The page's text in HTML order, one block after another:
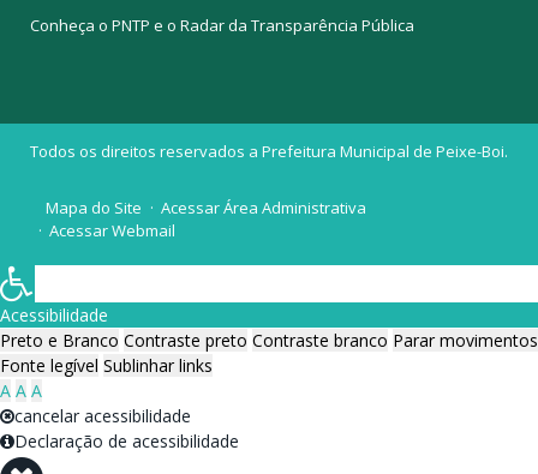
Conheça o PNTP e o Radar da Transparência Pública
Todos os direitos reservados a Prefeitura Municipal de Peixe-Boi.
Mapa do Site
Acessar Área Administrativa
Acessar Webmail
Acessibilidade
Preto e Branco Contraste preto Contraste branco Parar movimentos
Fonte legível Sublinhar links
A A A
cancelar acessibilidade
Declaração de acessibilidade